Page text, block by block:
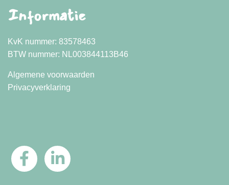
Informatie
KvK nummer: 83578463
BTW nummer: NL003844113B46
Algemene voorwaarden
Privacyverklaring